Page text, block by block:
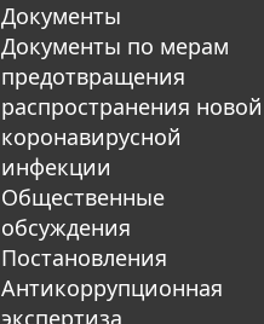
Документы
Документы по мерам
предотвращения
распространения новой
коронавирусной
инфекции
Общественные
обсуждения
Постановления
Антикоррупционная